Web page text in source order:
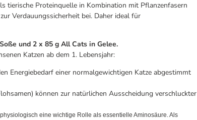
tierische Proteinquelle in Kombination mit Pflanzenfasern
Verdauungssicherheit bei. Daher ideal für
und 2 x 85 g All Cats in Gelee.
Katzen ab dem 1. Lebensjahr:
Energiebedarf einer normalgewichtigen Katze abgestimmt
können zur natürlichen Ausscheidung verschluckter
eine wichtige Rolle als essentielle Aminosäure. Als